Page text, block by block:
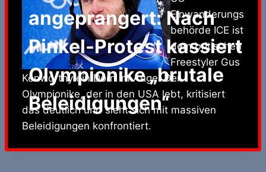
angeprangert: Nach
Pinkel-Protest kassiert
Olympionike „brutale
Beleidigungen“
Einwanderungs
behörde ICE ist
dem britischen
Freestyler Gus
Kenworthy ein Dorn im Auge. Der
Olympionike, der in den USA lebt, kritisiert
das deutlich und sieht sich mit massiven
Beleidigungen konfrontiert.